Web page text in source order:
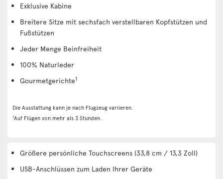
Exklusive Kabine
Breitere Sitze mit sechsfach verstellbaren Kopfstützen und
Fußstützen
Jeder Menge Beinfreiheit
100% Naturleder
Gourmetgerichte1
Die Ausstattung kann je nach Flugzeug variieren.
1Auf Flügen von mehr als 3 Stunden.
Größere persönliche Touchscreens (33,8 cm / 13,3 Zoll)
USB-Anschlüssen zum Laden Ihrer Geräte